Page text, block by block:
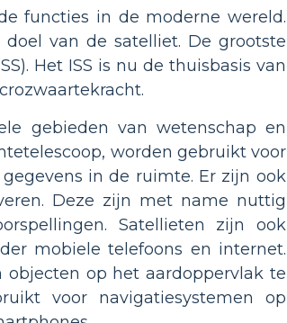
functies in de moderne wereld.
van de satelliet. De grootste
Het ISS is nu de thuisbasis van
gebieden van wetenschap en
worden gebruikt voor
in de ruimte. Er zijn ook
Deze zijn met name nuttig
Satellieten zijn ook
mobiele telefoons en internet.
op het aardoppervlak te
voor navigatiesystemen op